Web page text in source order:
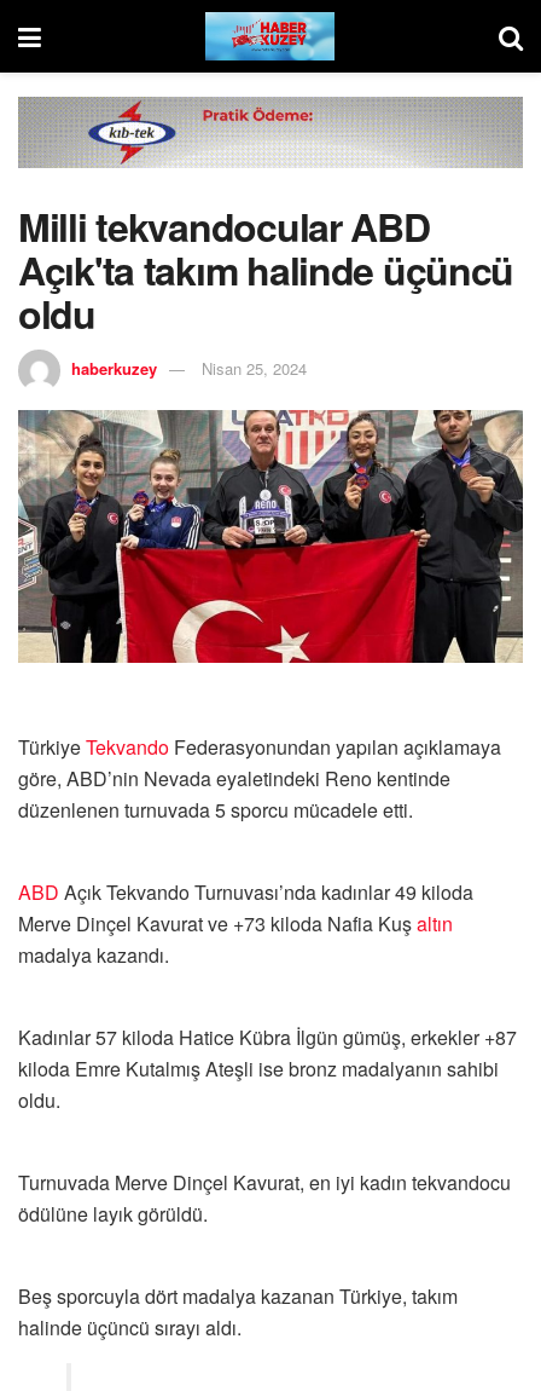
Milli tekvandocular ABD
Açık'ta takım halinde üçüncü
oldu
haberkuzey Nisan 25, 2024
TürkiyeTekvando Federasyonundan yapılan açıklamaya
göre, ABD’nin Nevada eyaletindeki Reno kentinde
düzenlenen turnuvada 5 sporcu mücadele etti.
ABD Açık Tekvando Turnuvası’nda kadınlar 49 kiloda
Merve Dinçel Kavurat ve +73 kiloda Nafia Kuşaltın
madalya kazandı.
Kadınlar 57 kiloda Hatice Kübra İlgün gümüş, erkekler +87
kiloda Emre Kutalmış Ateşli ise bronz madalyanın sahibi
oldu.
Turnuvada Merve Dinçel Kavurat, en iyi kadın tekvandocu
ödülüne layık görüldü.
Beş sporcuyla dört madalya kazanan Türkiye, takım
halinde üçüncü sırayı aldı.